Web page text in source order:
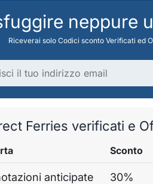
neppure
Riceverai solo Codici sconto Verificati ed
Ferries verificati e
Sconto
anticipate 30%